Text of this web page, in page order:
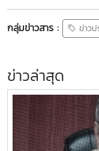
กลุ่มข่าวสาร : ข่าว
ข่าวล่าสุด